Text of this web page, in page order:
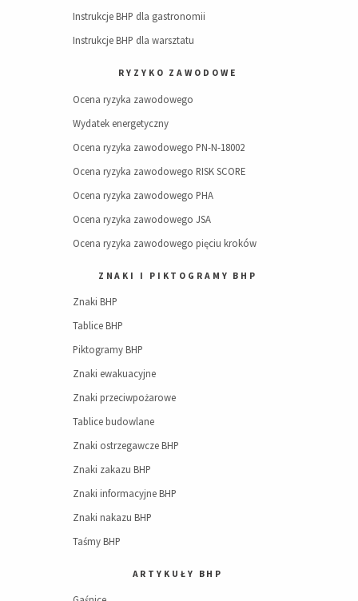
Instrukcje BHP dla gastronomii
Instrukcje BHP dla warsztatu
RYZYKO ZAWODOWE
Ocena ryzyka zawodowego
Wydatek energetyczny
Ocena ryzyka zawodowego PN-N-18002
Ocena ryzyka zawodowego RISK SCORE
Ocena ryzyka zawodowego PHA
Ocena ryzyka zawodowego JSA
Ocena ryzyka zawodowego pięciu kroków
ZNAKI I PIKTOGRAMY BHP
Znaki BHP
Tablice BHP
Piktogramy BHP
Znaki ewakuacyjne
Znaki przeciwpożarowe
Tablice budowlane
Znaki ostrzegawcze BHP
Znaki zakazu BHP
Znaki informacyjne BHP
Znaki nakazu BHP
Taśmy BHP
ARTYKUŁY BHP